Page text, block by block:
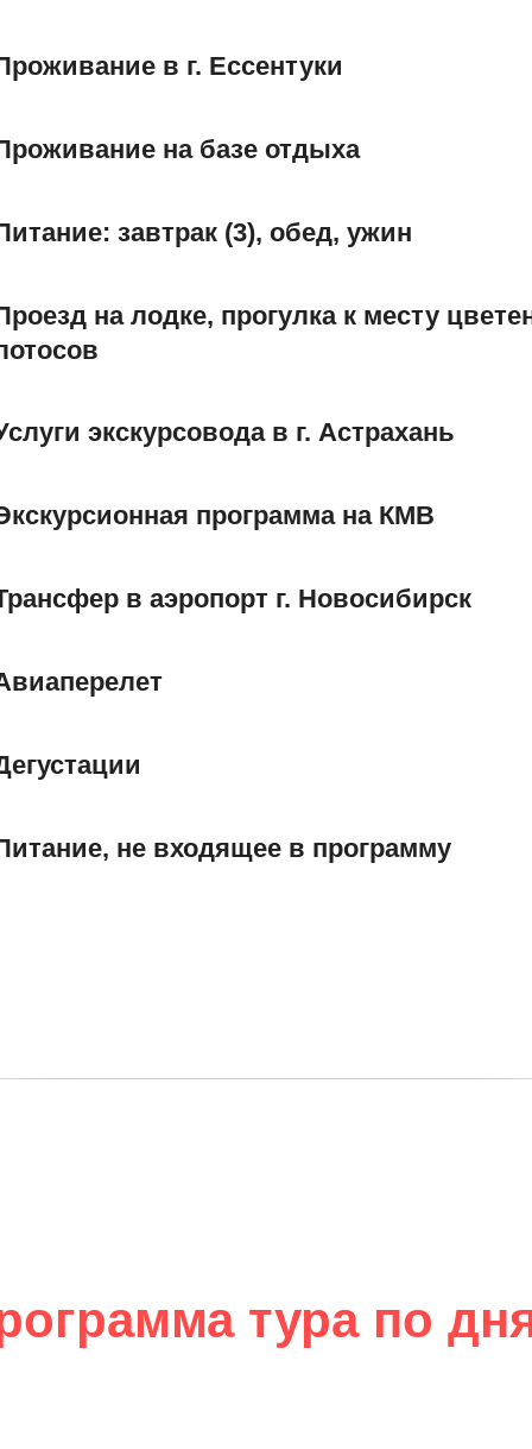
в г. Ессентуки
на базе отдыха
завтрак (3), обед, ужин
на лодке, прогулка к месту
экскурсовода в г. Астрахань
программа на КМВ
в аэропорт г. Новосибирск
не входящее в программу
тура по